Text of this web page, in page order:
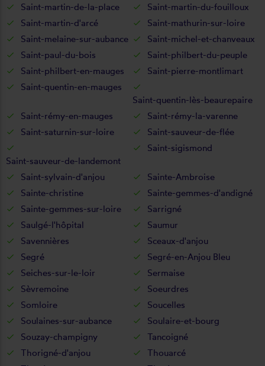
Saint-martin-de-la-place
Saint-martin-du-fouilloux
Saint-martin-d'arcé
Saint-mathurin-sur-loire
Saint-melaine-sur-aubance
Saint-michel-et-chanveaux
Saint-paul-du-bois
Saint-philbert-du-peuple
Saint-philbert-en-mauges
Saint-pierre-montlimart
Saint-quentin-en-mauges
Saint-quentin-lès-beaurepaire
Saint-rémy-en-mauges
Saint-rémy-la-varenne
Saint-saturnin-sur-loire
Saint-sauveur-de-flée
Saint-sauveur-de-landemont
Saint-sigismond
Saint-sylvain-d'anjou
Sainte-Ambroise
Sainte-christine
Sainte-gemmes-d'andigné
Sainte-gemmes-sur-loire
Sarrigné
Saulgé-l'hôpital
Saumur
Savennières
Sceaux-d'anjou
Segré
Segré-en-Anjou Bleu
Seiches-sur-le-loir
Sermaise
Sèvremoine
Soeurdres
Somloire
Soucelles
Soulaines-sur-aubance
Soulaire-et-bourg
Souzay-champigny
Tancoigné
Thorigné-d'anjou
Thouarcé